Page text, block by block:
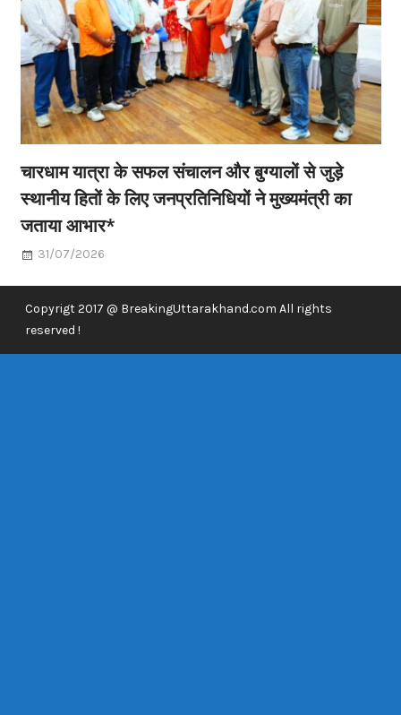
चारधाम यात्रा के सफल संचालन और बुग्यालों से जुड़े
स्थानीय हितों के लिए जनप्रतिनिधियों ने मुख्यमंत्री का
जताया आभार*
31/07/2026
Copyrigt 2017 @ BreakingUttarakhand.com All rights
reserved !